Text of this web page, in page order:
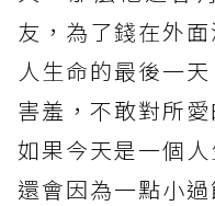
友，為了錢在外
人生命的最後一
害羞，不敢對所
如果今天是一個
還會因為一點小